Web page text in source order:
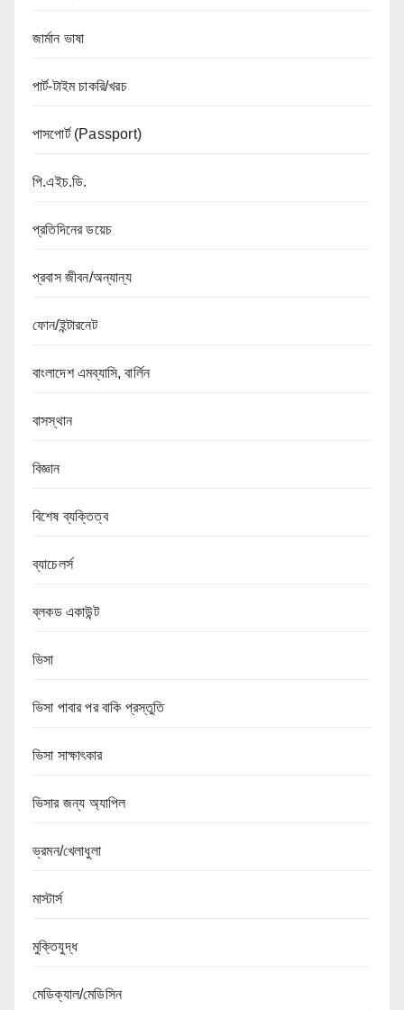
জার্মান ভাষা
পার্ট-টাইম চাকরি/খরচ
পাসপোর্ট (Passport)
পি.এইচ.ডি.
প্রতিদিনের ডয়েচ
প্রবাস জীবন/অন্যান্য
ফোন/ইন্টারনেট
বাংলাদেশ এমব্যাসি, বার্লিন
বাসস্থান
বিজ্ঞান
বিশেষ ব্যক্তিত্ব
ব্যাচেলর্স
ব্লকড একাউন্ট
ভিসা
ভিসা পাবার পর বাকি প্রস্তুতি
ভিসা সাক্ষাৎকার
ভিসার জন্য অ্যাপিল
ভ্রমন/খেলাধুলা
মাস্টার্স
মুক্তিযুদ্ধ
মেডিক্যাল/মেডিসিন